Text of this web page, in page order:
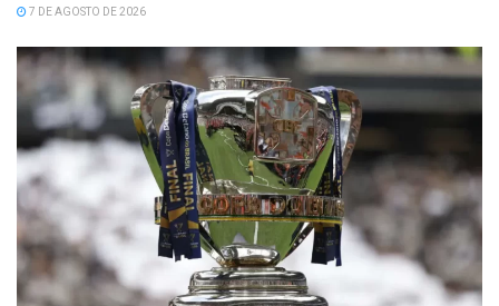
7 DE AGOSTO DE 2026